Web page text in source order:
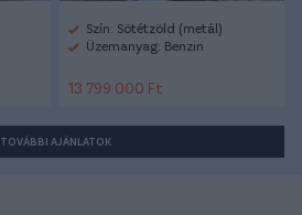
Szín: Sötétzöld (metál)
Üzemanyag: Benzin
13 799 000 Ft
TOVÁBBI AJÁNLATOK